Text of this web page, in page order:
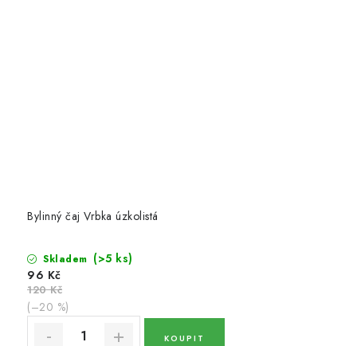
Bylinný čaj Vrbka úzkolistá
Skladem (>5 ks)
96 Kč
120 Kč
(–20 %)